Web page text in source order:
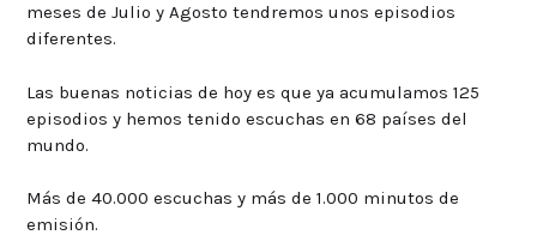
meses de Julio y Agosto tendremos unos episodios
diferentes.
Las buenas noticias de hoy es que ya acumulamos 125
episodios y hemos tenido escuchas en 68 países del
mundo.
Más de 40.000 escuchas y más de 1.000 minutos de
emisión.